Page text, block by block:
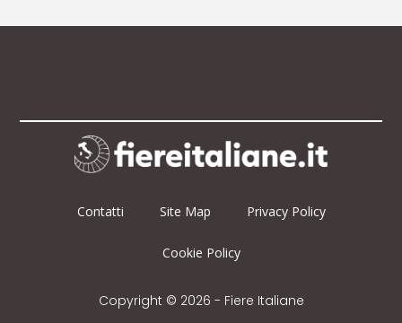
Contatti Site Map Privacy Policy
Cookie Policy
Copyright © 2026 - Fiere Italiane